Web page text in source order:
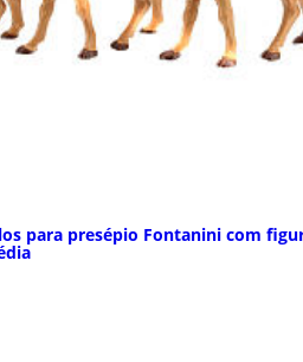
para presépio Fontanini com